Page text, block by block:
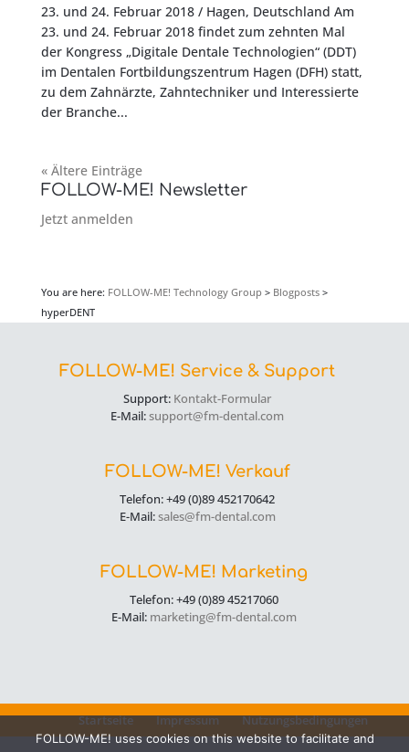
23. und 24. Februar 2018 / Hagen, Deutschland Am
23. und 24. Februar 2018 findet zum zehnten Mal
der Kongress „Digitale Dentale Technologien“ (DDT)
im Dentalen Fortbildungszentrum Hagen (DFH) statt,
zu dem Zahnärzte, Zahntechniker und Interessierte
der Branche...
« Ältere Einträge
FOLLOW-ME! Newsletter
Jetzt anmelden
You are here: FOLLOW-ME! Technology Group > Blogposts>
hyperDENT
FOLLOW-ME! Service & Support
Support: Kontakt-Formular
E-Mail:support@fm-dental.com
FOLLOW-ME! Verkauf
Telefon: +49 (0)89 452170642
E-Mail:sales@fm-dental.com
FOLLOW-ME! Marketing
Telefon: +49 (0)89 45217060
E-Mail: marketing@fm-dental.com
Startseite Impressum Nutzungsbedingungen
FOLLOW-ME! uses cookies on this website to facilitate and